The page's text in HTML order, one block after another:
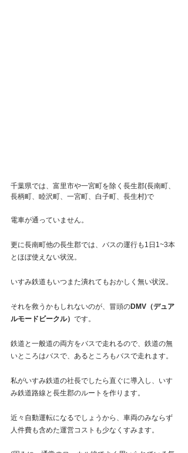
千葉県では、富里市や一宮町を除く長生郡(長南町、
長柄町、睦沢町、一宮町、白子町、長生村)で
電車が通っていません。
更に長南町他の長生郡では、バスの運行も1日1~3本
とほぼ使えない状況。
いすみ鉄道もいつまた潰れてもおかしく無い状況。
それを救うかもしれないのが、冒頭のDMV（デュア
ルモードビークル） です。
鉄道と一般道の両方をバスで走れるので、鉄道の無
いところはバスで、あるところもバスで走れます。
私がいすみ鉄道の社長でしたら直ぐに導入し、いす
み鉄道路線と長生郡のルートを作ります。
近々自動運転になるでしょうから、車両のみならず
人件費も含めた運営コストも少なくすみます。